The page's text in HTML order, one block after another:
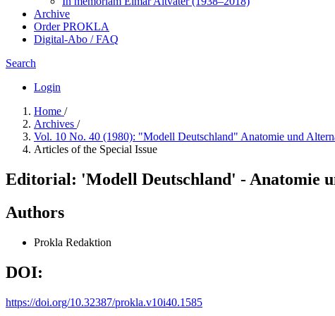
Archive
Order PROKLA
Digital-Abo / FAQ
Search
Login
Home /
Archives /
Vol. 10 No. 40 (1980): "Modell Deutschland" Anatomie und
Articles of the Special Issue
Editorial: 'Modell Deutschland' - Anatomie
Authors
Prokla Redaktion
DOI:
https://doi.org/10.32387/prokla.v10i40.1585